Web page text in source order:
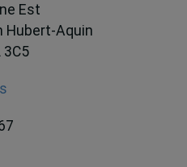
Est
Hubert-Aquin